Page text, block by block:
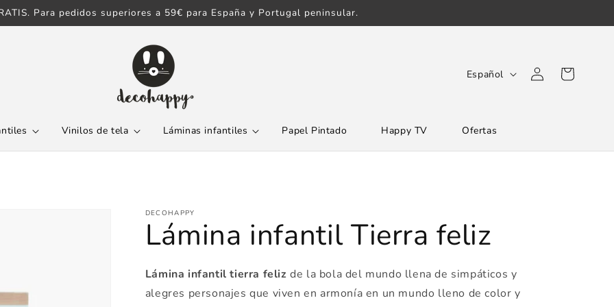
Para pedidos superiores a 59€ para España y Portugal peninsular.
Vinilos de tela Láminas infantiles Papel Pintado Happy TV Ofertas
o
m
Español
Iniciar
sesión
Carrito
DECOHAPPY
Lámina infantil Tierra feliz
Lámina infantil tierra feliz de la bola del mundo llena de simpáticos y
alegres personajes que viven en armonía en un mundo lleno de color y